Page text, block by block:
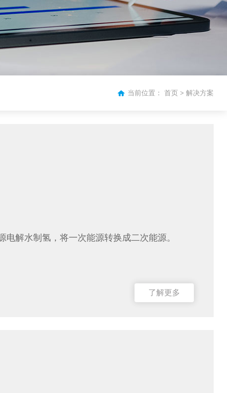
当前位置： 首页 >解决方案
解水制氢，将一次能源转换成二次能源。
了解更多